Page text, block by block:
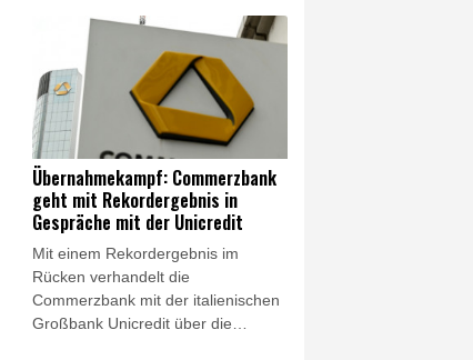
weniger als im Vorjahreszeitraum,
teilte der Bundesverband der
Deutschen Luftverkehrswirtschaft
(BDL) am Donnerstag mit. Zugleich
sei das Sitzplatzangebot für Flüge
ab Deutschland um ein Prozent
gesunken, das entspreche 85
Prozent des Niveaus vor der
Coronapandemie.
Übernahmekampf: Commerzbank
geht mit Rekordergebnis in
Gespräche mit der Unicredit
Mit einem Rekordergebnis im
Rücken verhandelt die
Commerzbank mit der italienischen
Großbank Unicredit über die